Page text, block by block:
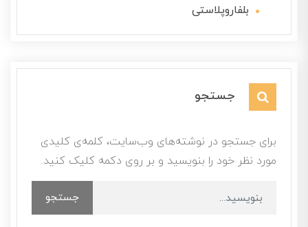
بلفاروپلاستی
جستجو
برای جستجو در نوشته‌های وب‌سایت، کلمه‌ی کلیدی
مورد نظر خود را بنویسید و بر روی دکمه کلیک کنید.
جستجو